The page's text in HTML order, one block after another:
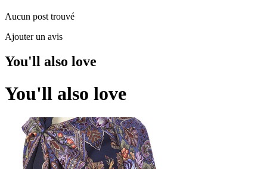
Aucun post trouvé
Ajouter un avis
You'll also love
You'll also love